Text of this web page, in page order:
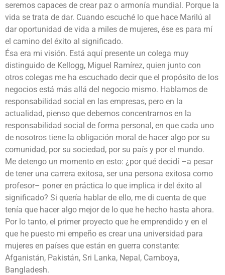
seremos capaces de crear paz o armonía mundial. Porque la
vida se trata de dar. Cuando escuché lo que hace Marilú al
dar oportunidad de vida a miles de mujeres, ése es para mí
el camino del éxito al significado.
Ésa era mi visión. Está aquí presente un colega muy
distinguido de Kellogg, Miguel Ramírez, quien junto con
otros colegas me ha escuchado decir que el propósito de los
negocios está más allá del negocio mismo. Hablamos de
responsabilidad social en las empresas, pero en la
actualidad, pienso que debemos concentrarnos en la
responsabilidad social de forma personal, en que cada uno
de nosotros tiene la obligación moral de hacer algo por su
comunidad, por su sociedad, por su país y por el mundo.
Me detengo un momento en esto: ¿por qué decidí –a pesar
de tener una carrera exitosa, ser una persona exitosa como
profesor– poner en práctica lo que implica ir del éxito al
significado? Si quería hablar de ello, me di cuenta de que
tenía que hacer algo mejor de lo que he hecho hasta ahora.
Por lo tanto, el primer proyecto que he emprendido y en el
que he puesto mi empeño es crear una universidad para
mujeres en países que están en guerra constante:
Afganistán, Pakistán, Sri Lanka, Nepal, Camboya,
Bangladesh.